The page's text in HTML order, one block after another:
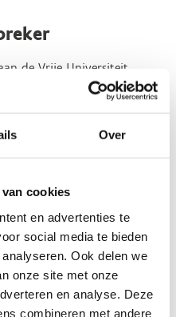
Over
cookies
en advertenties te
social media te bieden
Ook delen we
onze site met onze
en analyse. Deze
combineren met andere
de Vrije Universiteit
en ondersteunende
sportmanagement. Paul
"Topsport en Studie", die
relaties in de
van
topsporters,
van toegepaste
en het gebruik van
van topprestaties.